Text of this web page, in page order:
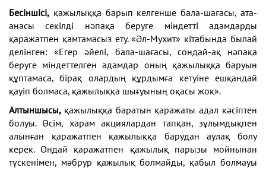
Бесіншісі, қажылыққа барып келгенше бала-шағасы, ата-
анасы секілді нәпақа беруге міндетті адамдарды
қаражатпен қамтамасыз ету. «Әл-Мухит» кітабында былай
делінген: «Егер әйелі, бала-шағасы, сондай-ақ нәпақа
беруге міндеттелген адамдар оның қажылыққа баруын
құптамаса, бірақ олардың құрдымға кетуіне ешқандай
қауіп болмаса, қажылыққа шығуының оқасы жоқ».
Алтыншысы, қажылыққа баратын қаражаты адал кәсіптен
болуы. Өсім, харам акциялардан тапқан, зұлымдықпен
алынған қаражатпен қажылыққа барудан аулақ болу
керек. Ондай қаражатпен қажылық парызы мойнынан
түскенімен, мәбрур қажылық болмайды, қабыл болмауы